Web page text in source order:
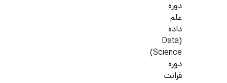
دوره
علم
داده
(Data
Science)
دوره
فرانت